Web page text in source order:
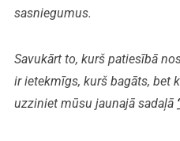
sasniegumus.
Savukārt to, kurš patiesībā
ir ietekmīgs, kurš bagāts, bet
uzziniet mūsu jaunajā sadaļā